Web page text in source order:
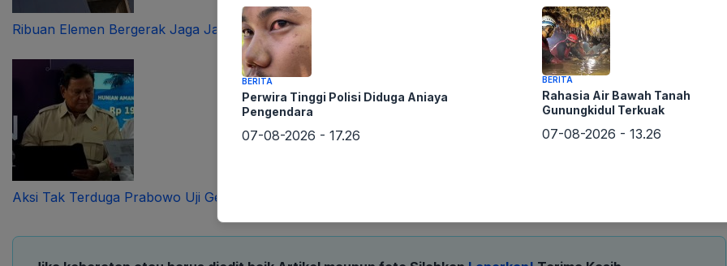
Ribuan Elemen Bergerak Jaga Jakarta
Aksi Tak Terduga Prabowo Uji Genteng Inovasi
BERITA
Perwira Tinggi Polisi Diduga Aniaya
Pengendara
07-08-2026 - 17.26
BERITA
Rahasia Air Bawah Tanah
Gunungkidul Terkuak
07-08-2026 - 13.26